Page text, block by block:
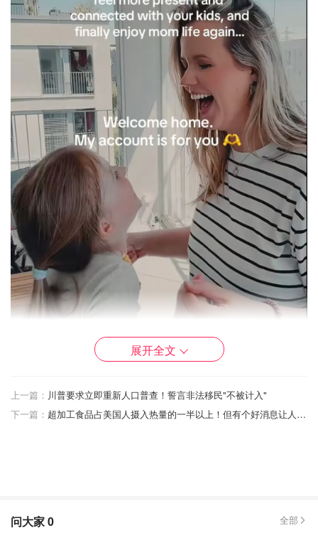
图片来自于@tiktok ，版权属于原作者
施密特本人是一位企业品牌策略师，她表示，虽然队友在抚
展开全文
上一篇： 川普要求立即重新人口普查！誓言非法移民"不被计入"
下一篇：
超加工食品占美国人摄入热量的一半以上！但有个好消息让人松了口气
问大家0 全部